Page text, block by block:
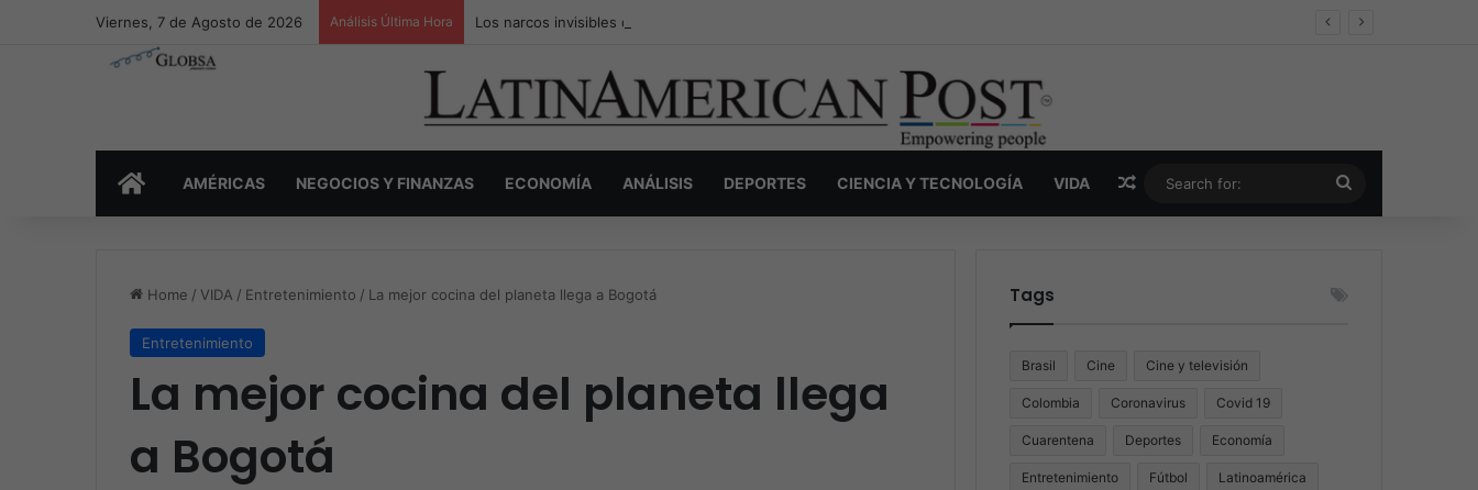
Viernes, 7 de Agosto de 2026 Análisis Última Hora Los narcos invisibles de Colombia: la guerra secreta por la verdad, el poder y la nueva economía de la droga
INICIOAMÉRICAS NEGOCIOS Y FINANZAS ECONOMÍA ANÁLISIS DEPORTES CIENCIA Y TECNOLOGÍA VIDA Random Article
for:
Home / VIDA / Entretenimiento / La mejor cocina del planeta llega a Bogotá
Entretenimiento
La mejor cocina del planeta llega
a Bogotá
Tags
Brasil Cine Cine y televisión
Colombia Coronavirus Covid 19
Cuarentena Deportes Economía
Entretenimiento Fútbol Latinoamérica